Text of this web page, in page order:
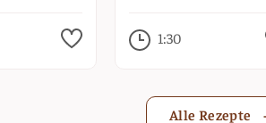
1:30
Alle Rezepte